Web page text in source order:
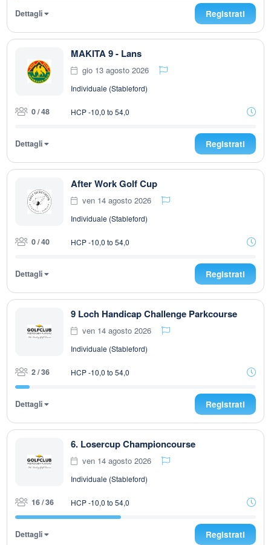
Dettagli Registrati
MAKITA 9 - Lans
gio 13 agosto 2026
Individuale (Stableford)
0 / 48 HCP -10,0 to 54,0
Dettagli Registrati
After Work Golf Cup
ven 14 agosto 2026
Individuale (Stableford)
0 / 40 HCP -10,0 to 54,0
Dettagli Registrati
9 Loch Handicap Challenge Parkcourse
ven 14 agosto 2026
Individuale (Stableford)
2 / 36 HCP -10,0 to 54,0
Dettagli Registrati
6. Losercup Championcourse
ven 14 agosto 2026
Individuale (Stableford)
16 / 36 HCP -10,0 to 54,0
Dettagli Registrati